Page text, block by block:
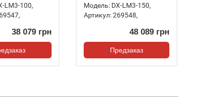
LM3-100,
,
38 079 грн
Модель: DX-LM3-150,
Артикул:269548,
48 089 грн
Предзаказ